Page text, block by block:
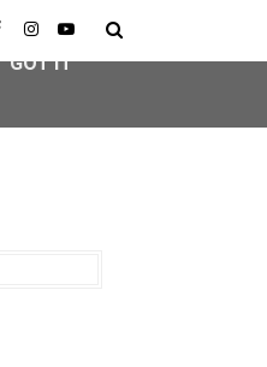
GOT IT